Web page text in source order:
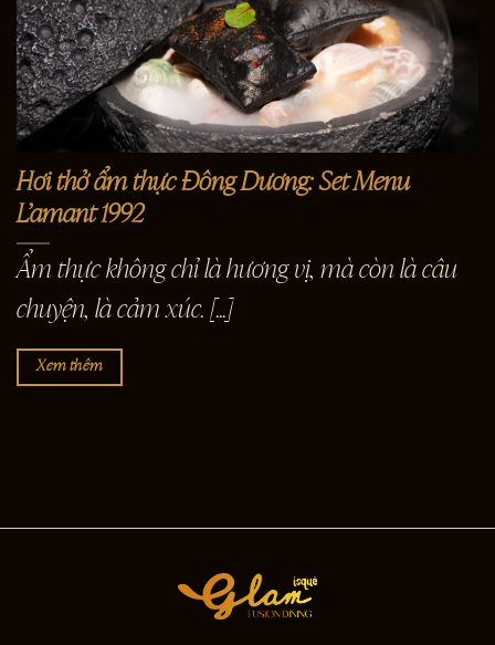
Hơi thở ẩm thực Đông Dương: Set Menu
L’amant 1992
Ẩm thực không chỉ là hương vị, mà còn là câu
chuyện, là cảm xúc. [...]
Xem thêm